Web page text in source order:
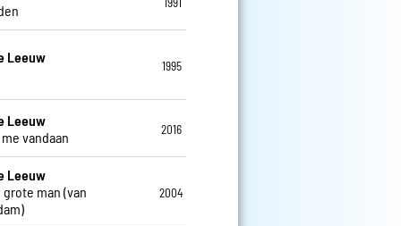
1991
Leeuw
1995
Leeuw
vandaan
2016
Leeuw
grote man (van
2004